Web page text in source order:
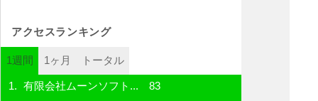
アクセスランキング
1週間 1ヶ月 トータル
有限会社ムーンソフト... 83